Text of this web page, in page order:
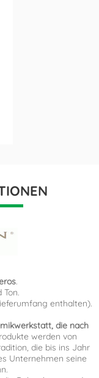
.
enthalten).
die nach
werden von
die bis ins Jahr
Unternehmen seine